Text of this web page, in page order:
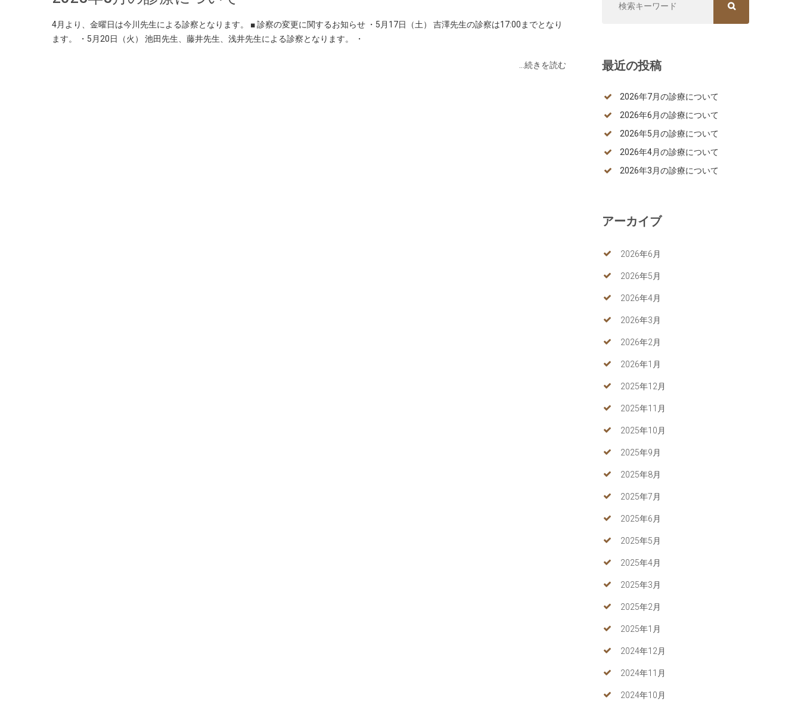
4月より、金曜日は今川先生による診察となります。 ■ 診察の変更に関するお知らせ ・5月17日（土） 吉澤先生の診察は17:00までとなり
ます。 ・5月20日（火） 池田先生、藤井先生、浅井先生による診察となります。 ・
…続きを読む
SEARCH
最近の投稿
2026年7月の診療について
2026年6月の診療について
2026年5月の診療について
2026年4月の診療について
2026年3月の診療について
アーカイブ
2026年6月
2026年5月
2026年4月
2026年3月
2026年2月
2026年1月
2025年12月
2025年11月
2025年10月
2025年9月
2025年8月
2025年7月
2025年6月
2025年5月
2025年4月
2025年3月
2025年2月
2025年1月
2024年12月
2024年11月
2024年10月